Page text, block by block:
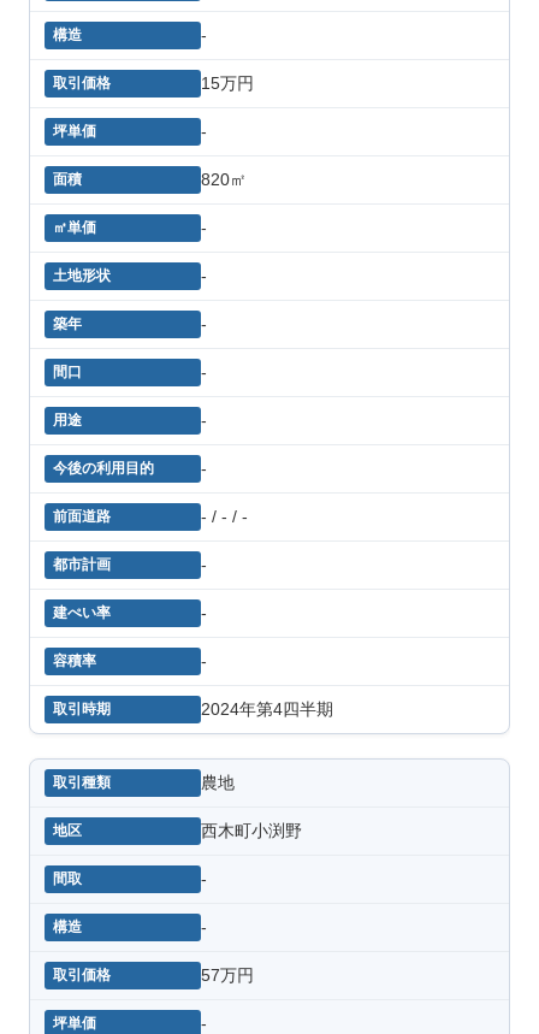
-
15万円
-
820㎡
-
-
-
-
-
-
- / - / -
-
-
-
2024年第4四半期
農地
西木町小渕野
-
-
57万円
-